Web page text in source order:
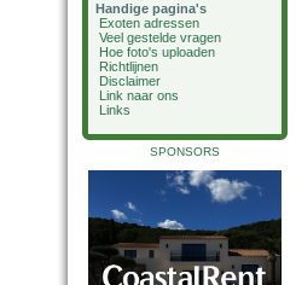
Handige pagina's
Exoten adressen
Veel gestelde vragen
Hoe foto's uploaden
Richtlijnen
Disclaimer
Link naar ons
Links
SPONSORS